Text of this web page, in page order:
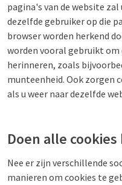
pagina's van de website
dezelfde gebruiker op die
browser worden herkend
worden vooral gebruikt om
herinneren, zoals
munteenheid. Ook zorgen
als u weer naar dezelfde
Doen alle
Nee er zijn verschillende
manieren om cookies te